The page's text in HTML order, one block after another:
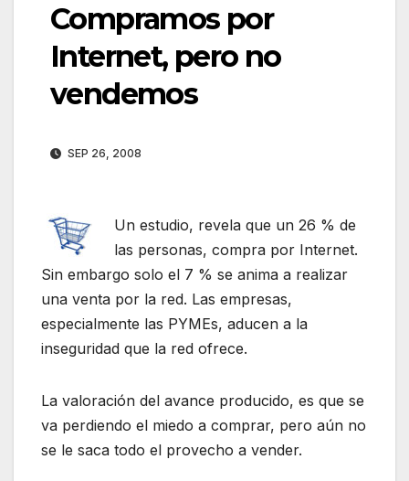
Compramos por
Internet, pero no
vendemos
SEP 26, 2008
Un estudio, revela que un 26 % de
las personas, compra por Internet.
Sin embargo solo el 7 % se anima a realizar
una venta por la red. Las empresas,
especialmente las PYMEs, aducen a la
inseguridad que la red ofrece.
La valoración del avance producido, es que se
va perdiendo el miedo a comprar, pero aún no
se le saca todo el provecho a vender.